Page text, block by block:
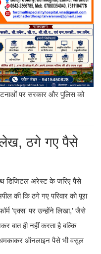
ठगे गए पैसे
डिजिटल अरेस्ट के जरिए पैसे
की कि ठगे गए परिवार को पूरा
'एक्स' पर उन्होंने लिखा,’ जैसे
बात ही नहीं करता है बल्कि
धमकाकर ऑनलाइन पैसे भी वसूल